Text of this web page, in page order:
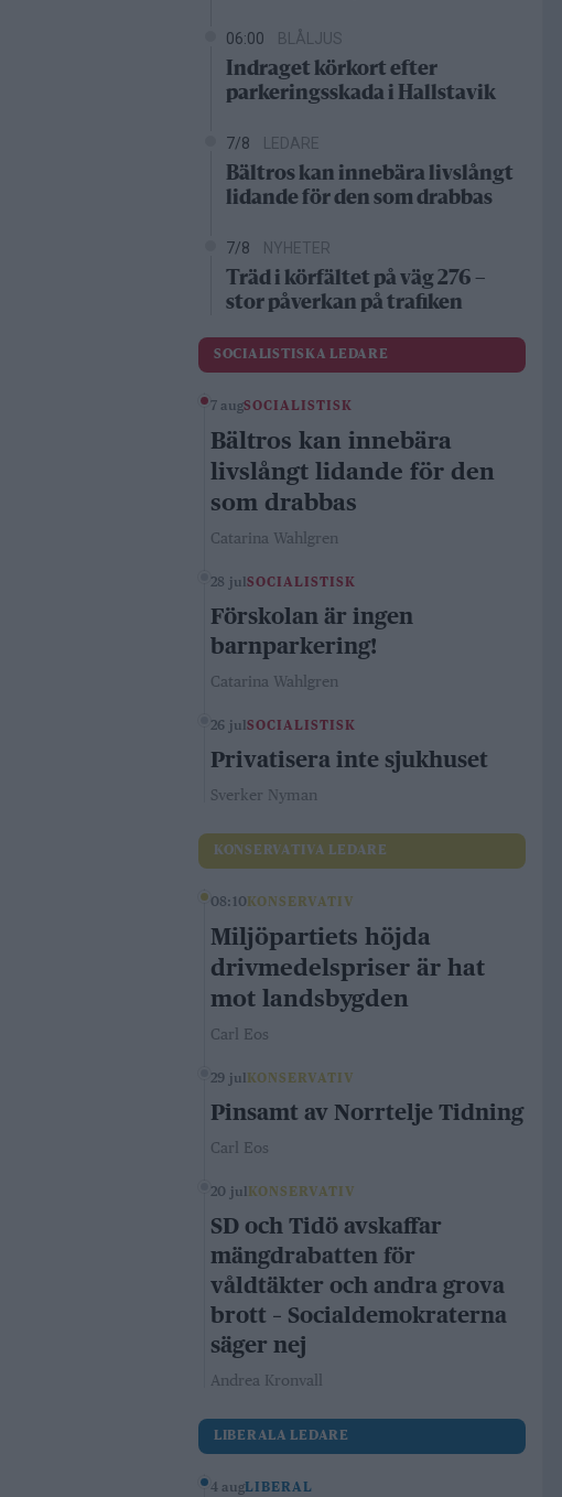
06:00 BLÅLJUS
Indraget körkort efter
parkeringsskada i Hallstavik
7/8 LEDARE
Bältros kan innebära livslångt
lidande för den som drabbas
7/8 NYHETER
Träd i körfältet på väg 276 –
stor påverkan på trafiken
SOCIALISTISKA LEDARE
7 augSOCIALISTISK
Bältros kan innebära
livslångt lidande för den
som drabbas
Catarina Wahlgren
28 julSOCIALISTISK
Förskolan är ingen
barnparkering!
Catarina Wahlgren
26 julSOCIALISTISK
Privatisera inte sjukhuset
Sverker Nyman
KONSERVATIVA LEDARE
08:10 KONSERVATIV
Miljöpartiets höjda
drivmedelspriser är hat
mot landsbygden
Carl Eos
29 jul KONSERVATIV
Pinsamt av Norrtelje Tidning
Carl Eos
20 jul KONSERVATIV
SD och Tidö avskaffar
mängdrabatten för
våldtäkter och andra grova
brott – Socialdemokraterna
säger nej
Andrea Kronvall
LIBERALA LEDARE
4 augLIBERAL